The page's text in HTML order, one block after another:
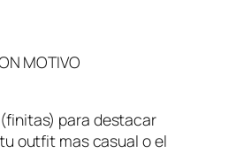
MOTIVO
para destacar
outfit mas casual o el